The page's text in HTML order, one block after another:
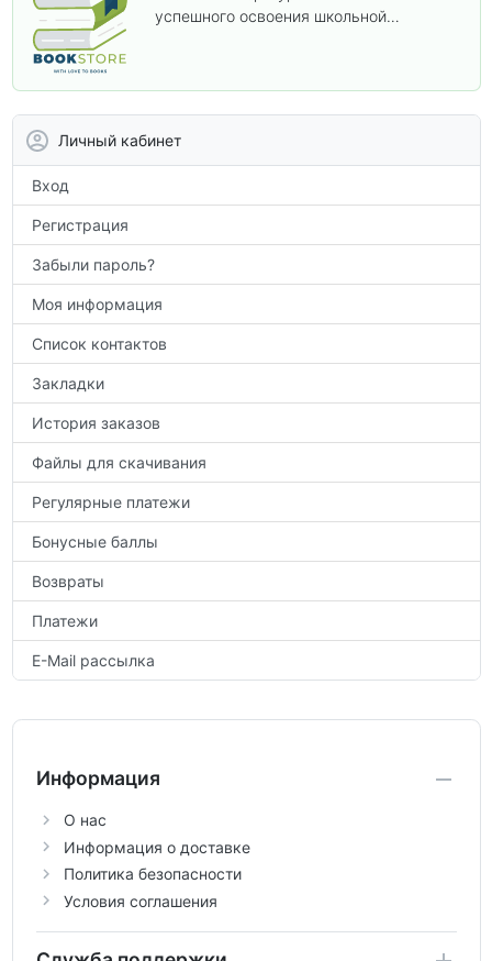
успешного освоения школьной
Личный кабинет
Вход
Регистрация
Забыли пароль?
Моя информация
Список контактов
Закладки
История заказов
Файлы для скачивания
Регулярные платежи
Бонусные баллы
Возвраты
Платежи
E-Mail рассылка
Информация
О нас
Информация о доставке
Политика безопасности
Условия соглашения